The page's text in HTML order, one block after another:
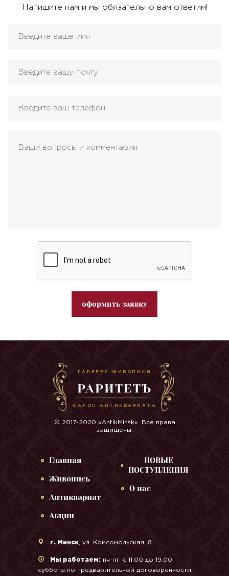
Напишите нам и мы обязательно вам ответим!
оформить заявку
ГАЛЕРЕЯ ЖИВОПИСИ
РАРИТЕТЪ
САЛОН АНТИКВАРИАТА
© 2017-2020 «AntikMinsk». Все права
защищены.
Главная
Живопись
Антиквариат
Акции
НОВЫЕ
ПОСТУПЛЕНИЯ
О нас
г. Минск , ул. Комсомольская, 8
Мы работаем: пн-пт: с 11.00 до 19.00
суббота по предварительной договоренности